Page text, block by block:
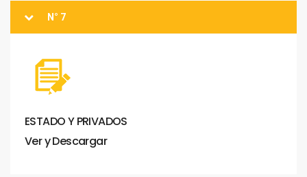
N° 7
ESTADOY PRIVADOS
VeryDescargar